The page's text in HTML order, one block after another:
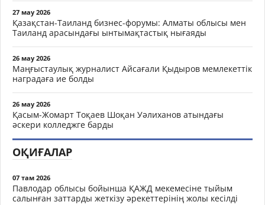
27 мау 2026
Қазақстан-Таиланд бизнес-форумы: Алматы облысы мен
Таиланд арасындағы ынтымақтастық нығаяды
26 мау 2026
Маңғыстаулық журналист Айсағали Қыдыров мемлекеттік
наградаға ие болды
26 мау 2026
Қасым-Жомарт Тоқаев Шоқан Уәлиханов атындағы
әскери колледжге барды
ОҚИҒАЛАР
07 там 2026
Павлодар облысы бойынша ҚАЖД мекемесіне тыйым
салынған заттарды жеткізу әрекеттерінің жолы кесілді